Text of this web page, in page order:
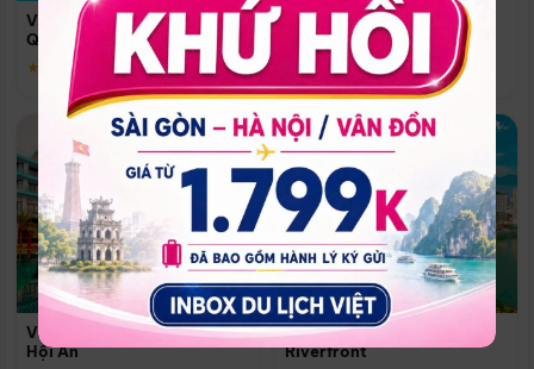
Vinpearl Resort & Spa Phu
Quoc
★ 5.0
Quoc
Phú Quốc
★ 5.0
Vinpearl Resort & Golf Nam
Hội An
Melia Vinpearl Danang
Riverfront